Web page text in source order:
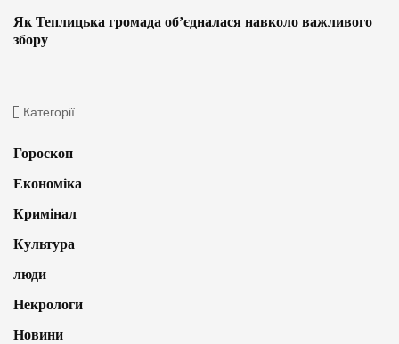
Як Теплицька громада об’єдналася навколо важливого
збору
Категорії
Гороскоп
Економіка
Кримінал
Культура
люди
Некрологи
Новини